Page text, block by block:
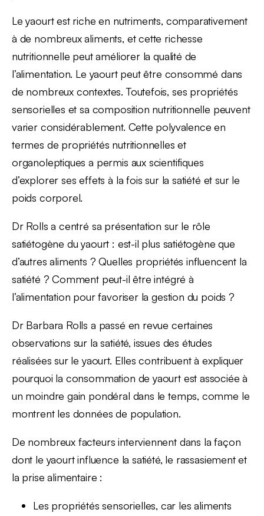
Le yaourt est riche en nutriments, comparativement
à de nombreux aliments, et cette richesse
nutritionnelle peut améliorer la qualité de
l’alimentation. Le yaourt peut être consommé dans
de nombreux contextes. Toutefois, ses propriétés
sensorielles et sa composition nutritionnelle peuvent
varier considérablement. Cette polyvalence en
termes de propriétés nutritionnelles et
organoleptiques a permis aux scientifiques
d’explorer ses effets à la fois sur la satiété et sur le
poids corporel.
Dr Rolls a centré sa présentation sur le rôle
satiétogène du yaourt : est-il plus satiétogène que
d’autres aliments ? Quelles propriétés influencent la
satiété ? Comment peut-il être intégré à
l’alimentation pour favoriser la gestion du poids ?
Dr Barbara Rolls a passé en revue certaines
observations sur la satiété, issues des études
réalisées sur le yaourt. Elles contribuent à expliquer
pourquoi la consommation de yaourt est associée à
un moindre gain pondéral dans le temps, comme le
montrent les données de population.
De nombreux facteurs interviennent dans la façon
dont le yaourt influence la satiété, le rassasiement et
la prise alimentaire :
Les propriétés sensorielles, car les aliments